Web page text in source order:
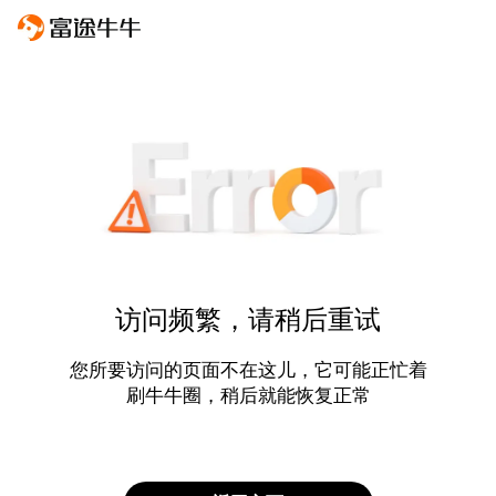
访问频繁，请稍后重试
您所要访问的页面不在这儿，它可能正忙着
刷牛牛圈，稍后就能恢复正常